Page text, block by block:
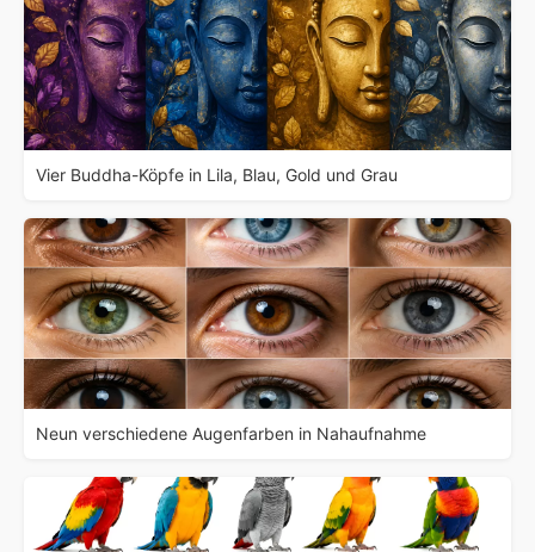
Vier Buddha-Köpfe in Lila, Blau, Gold und Grau
Neun verschiedene Augenfarben in Nahaufnahme